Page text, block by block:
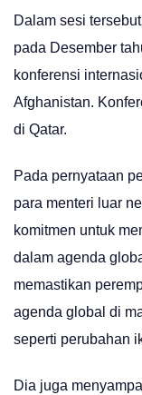
Dalam sesi
pada Desember
konferensi
Afghanistan.
di Qatar.
Pada pernyataan
para menteri luar
komitmen untuk
dalam agenda
memastikan
agenda global di
seperti perubahan
Dia juga